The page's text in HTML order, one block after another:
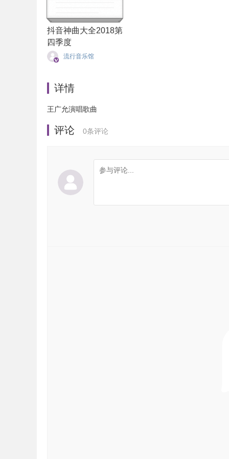
抖音神曲大全2018第
四季度
流行音乐馆
详情
王广允演唱歌曲
评论 0条评论